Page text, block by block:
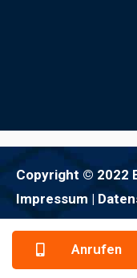
Copyright © 2022
Impressum |
Anrufen